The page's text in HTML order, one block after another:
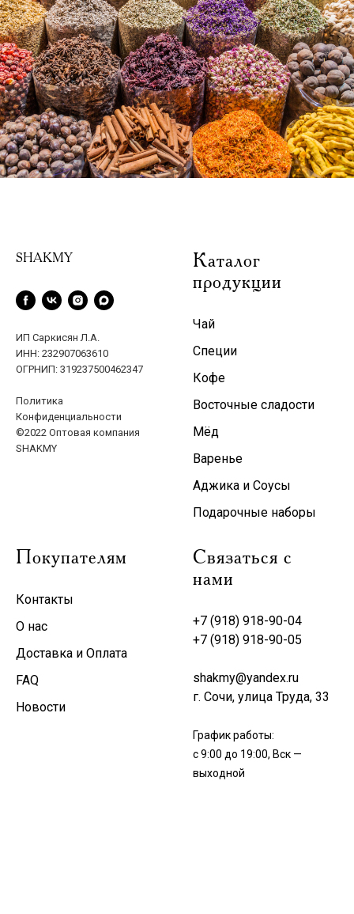
SHAKMY
ИП Саркисян Л.А.
ИНН: 232907063610
ОГРНИП: 319237500462347
Политика
Конфиденциальности
©2022 Оптовая компания
SHAKMY
Каталог
продукции
Чай
Специи
Кофе
Восточные сладости
Мёд
Варенье
Аджика и Соусы
Подарочные наборы
Покупателям
Контакты
О нас
Доставка и Оплата
FAQ
Новости
Связаться с
нами
+7 (918) 918-90-04
+7 (918) 918-90-05
shakmy@yandex.ru
г. Сочи, улица Труда, 33
График работы:
с 9:00 до 19:00, Вск —
выходной